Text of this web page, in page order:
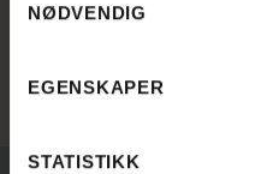
NØDVENDIG
EGENSKAPER
STATISTIKK